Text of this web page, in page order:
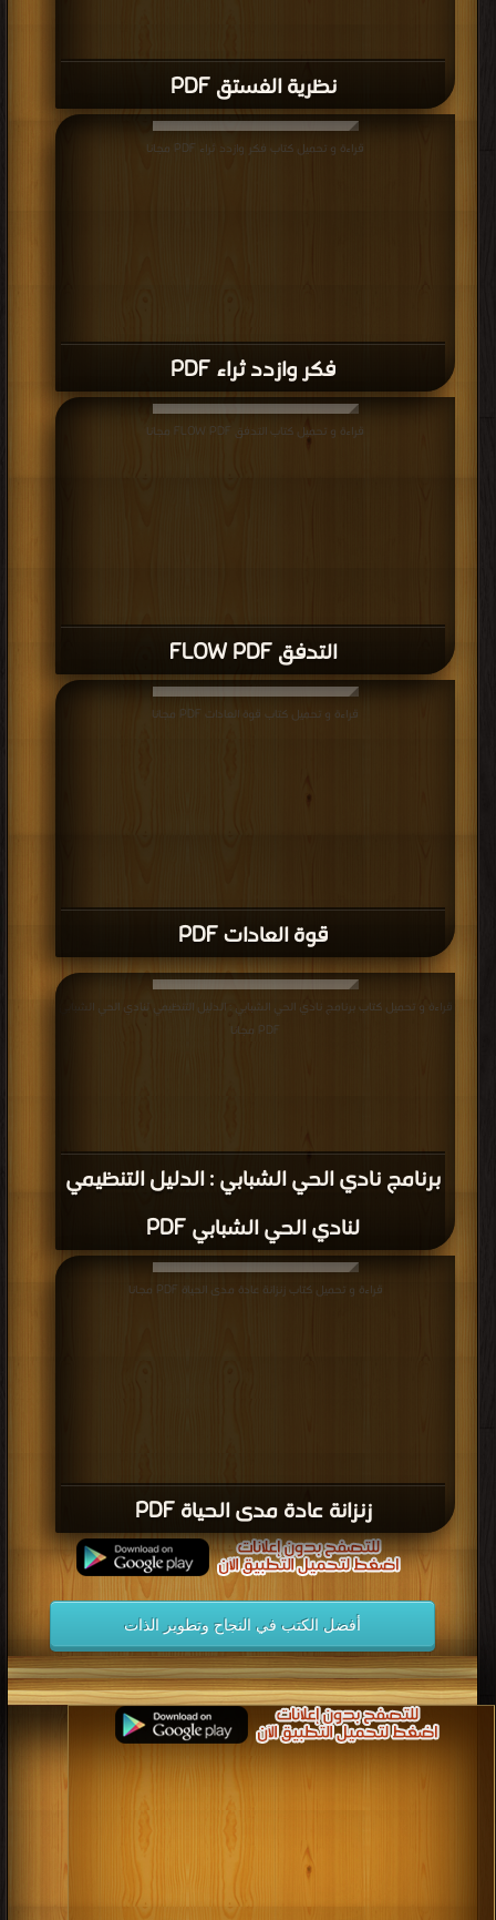
نظرية الفستق PDF
فكر وازدد ثراء PDF
قراءة و تحميل كتاب فكر وازدد ثراء PDF مجانا
التدفق FLOW PDF
قراءة و تحميل كتاب التدفق FLOW PDF مجانا
قوة العادات PDF
قراءة و تحميل كتاب قوة العادات PDF مجانا
برنامج نادي الحي الشبابي : الدليل التنظيمي
لنادي الحي الشبابي PDF
قراءة و تحميل كتاب برنامج نادي الحي الشبابي : الدليل التنظيمي لنادي الحي الشبابي
PDF مجانا
زنزانة عادة مدى الحياة PDF
قراءة و تحميل كتاب زنزانة عادة مدى الحياة PDF مجانا
أفضل الكتب في النجاح وتطوير الذات